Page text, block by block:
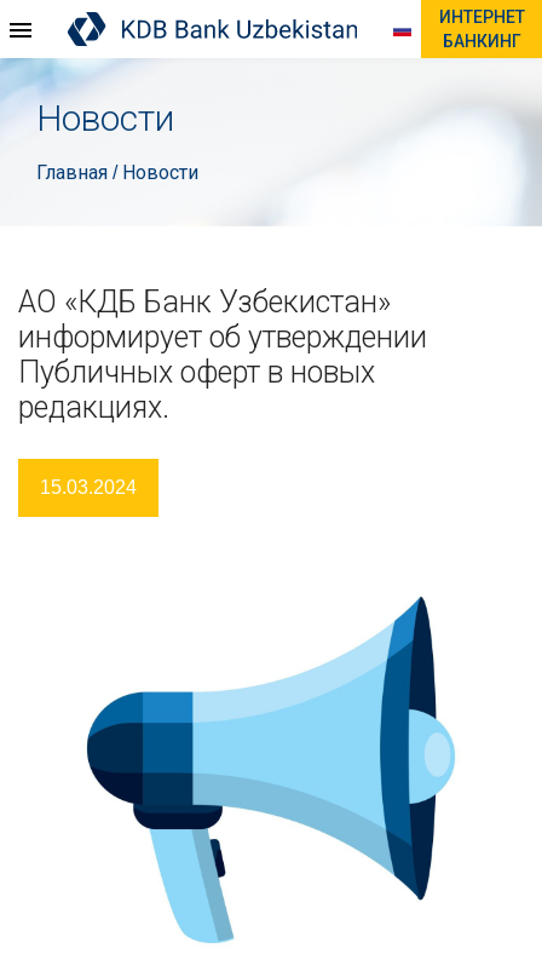
ИНТЕРНЕТ
БАНКИНГ
Новости
Главная / Новости
АО «КДБ Банк Узбекистан»
информирует об утверждении
Публичных оферт в новых
редакциях.
15.03.2024